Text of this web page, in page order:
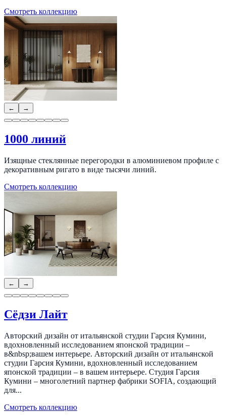
Смотреть коллекцию
← →
1000 линий
Изящные стеклянные перегородки в алюминиевом профиле с
декоративным ригато в виде тысячи линий.
Смотреть коллекцию
← →
Сёдзи Лайт
Авторский дизайн от итальянской студии Гарсия Кумини,
вдохновленный исследованием японской традиции –
в&nbsp;вашем интерьере. Авторский дизайн от итальянской
студии Гарсия Кумини, вдохновленный исследованием
японской традиции – в вашем интерьере. Студия Гарсия
Кумини – многолетний партнер фабрики SOFIA, создающий
для...
Смотреть коллекцию